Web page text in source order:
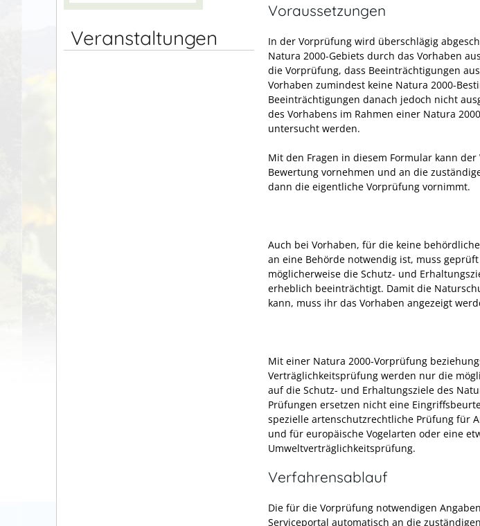
Veranstaltungen
Voraussetzungen
In der Vorprüfung wird überschlägig
Natura 2000-Gebiets durch das Vorhaben
die Vorprüfung, dass Beeinträchtigungen
Vorhaben zumindest keine Natura 2000-
Beeinträchtigungen danach jedoch nicht
des Vorhabens im Rahmen einer Natura
untersucht werden.
Mit den Fragen in diesem Formular kann
Bewertung vornehmen und an die
dann die eigentliche Vorprüfung vornimmt.
Auch bei Vorhaben, für die keine
an eine Behörde notwendig ist, muss
möglicherweise die Schutz- und
erheblich beeinträchtigt. Damit die
kann, muss ihr das Vorhaben angezeigt
Mit einer Natura 2000-Vorprüfung
Verträglichkeitsprüfung werden nur die
auf die Schutz- und Erhaltungsziele des
Prüfungen ersetzen nicht eine
spezielle artenschutzrechtliche Prüfung für
und für europäische Vogelarten oder eine
Umweltverträglichkeitsprüfung.
Verfahrensablauf
Die für die Vorprüfung notwendigen
Serviceportal automatisch an die